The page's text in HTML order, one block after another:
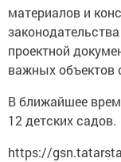
материалов и
проектной
важных объектов
В ближайшее
12 детских садов.
https://